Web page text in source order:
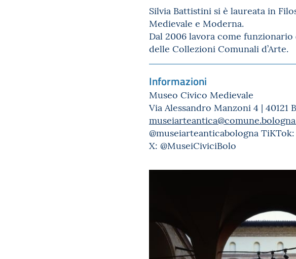
Silvia Battistini si è laureata in
Medievale e Moderna.
Dal 2006 lavora come
delle Collezioni Comunali d’Arte.
Informazioni
Museo Civico Medievale
Via Alessandro Manzoni 4 | 40121
@museiarteanticabologna
X: @MuseiCiviciBolo